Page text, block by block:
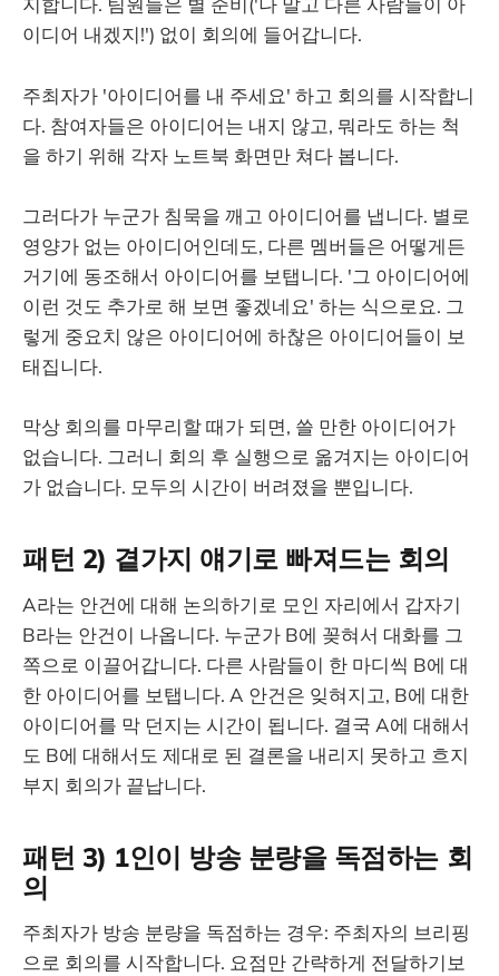
이디어 내겠지!') 없이 회의에 들어갑니다.
주최자가 '아이디어를 내 주세요' 하고 회의를 시작합니
다. 참여자들은 아이디어는 내지 않고, 뭐라도 하는 척
을 하기 위해 각자 노트북 화면만 쳐다 봅니다.
그러다가 누군가 침묵을 깨고 아이디어를 냅니다. 별로
영양가 없는 아이디어인데도, 다른 멤버들은 어떻게든
거기에 동조해서 아이디어를 보탭니다. '그 아이디어에
이런 것도 추가로 해 보면 좋겠네요' 하는 식으로요. 그
렇게 중요치 않은 아이디어에 하찮은 아이디어들이 보
태집니다.
막상 회의를 마무리할 때가 되면, 쓸 만한 아이디어가
없습니다. 그러니 회의 후 실행으로 옮겨지는 아이디어
가 없습니다. 모두의 시간이 버려졌을 뿐입니다.
패턴 2) 곁가지 얘기로 빠져드는 회의
A라는 안건에 대해 논의하기로 모인 자리에서 갑자기
B라는 안건이 나옵니다. 누군가 B에 꽂혀서 대화를 그
쪽으로 이끌어갑니다. 다른 사람들이 한 마디씩 B에 대
한 아이디어를 보탭니다. A 안건은 잊혀지고, B에 대한
아이디어를 막 던지는 시간이 됩니다. 결국 A에 대해서
도 B에 대해서도 제대로 된 결론을 내리지 못하고 흐지
부지 회의가 끝납니다.
패턴 3) 1인이 방송 분량을 독점하는 회
의
주최자가 방송 분량을 독점하는 경우: 주최자의 브리핑
으로 회의를 시작합니다. 요점만 간략하게 전달하기보